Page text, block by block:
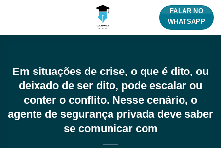
FALAR NO
WHATSAPP
Em situações de crise, o que é dito, ou
deixado de ser dito, pode escalar ou
conter o conflito. Nesse cenário, o
agente de segurança privada deve saber
se comunicar com